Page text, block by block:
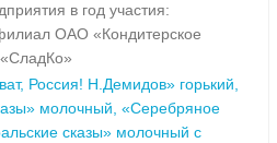
в год участия:
ОАО «Кондитерское
Россия! Н.Демидов» горький,
молочный, «Серебряное
сказы» молочный с